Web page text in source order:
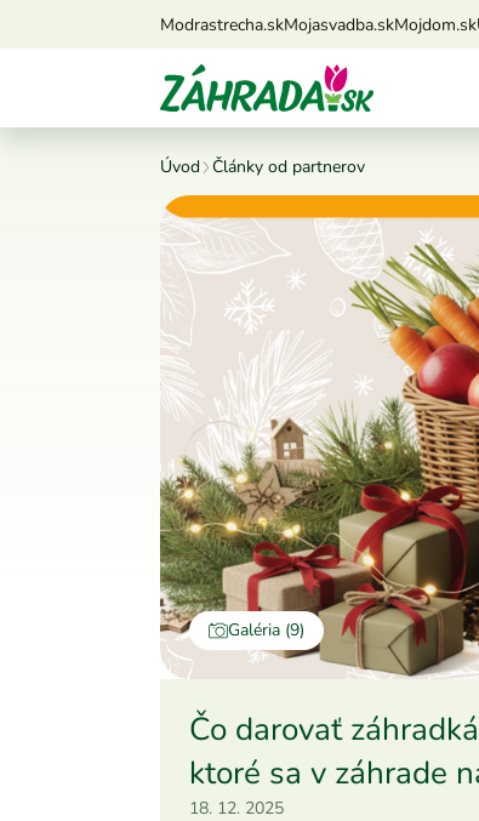
Modrastrecha.skMojasvadba.skMojdom.sk
Úvod Články od partnerov
Galéria (9)
Čo darovať
ktoré sa v záhrade
18. 12. 2025